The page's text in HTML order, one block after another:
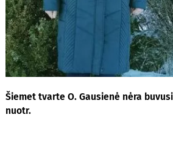
Šiemet tvarte O. Gausienė nėra
nuotr.